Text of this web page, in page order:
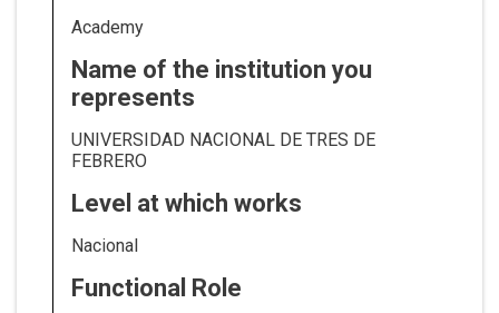
Academy
Name of the institution you
represents
UNIVERSIDAD NACIONAL DE TRES DE
FEBRERO
Level at which works
Nacional
Functional Role